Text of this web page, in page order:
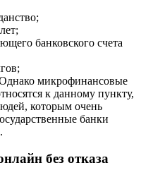
банковского счета
микрофинансовые
к данному пункту,
которым очень
банки
без отказа